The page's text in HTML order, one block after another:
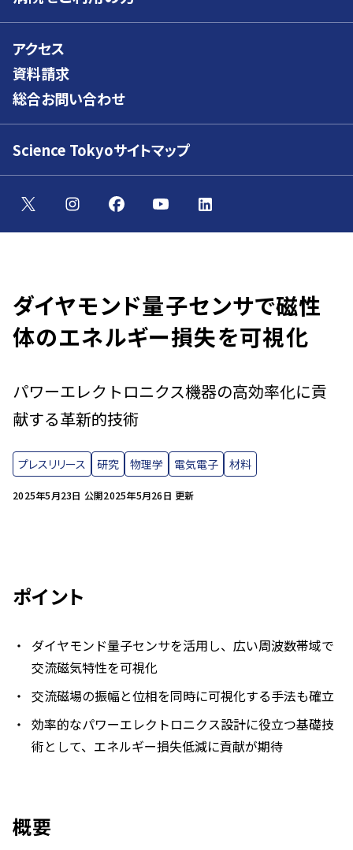
アクセス
資料請求
総合お問い合わせ
Science Tokyoサイトマップ
ダイヤモンド量子センサで磁性
体のエネルギー損失を可視化
2025年5月23日 公開2025年5月26日 更新
パワーエレクトロニクス機器の高効率化に貢
献する革新的技術
プレスリリース 研究 物理学 電気電子 材料
ポイント
ダイヤモンド量子センサを活用し、広い周波数帯域で
交流磁気特性を可視化
交流磁場の振幅と位相を同時に可視化する手法も確立
効率的なパワーエレクトロニクス設計に役立つ基礎技
術として、エネルギー損失低減に貢献が期待
概要